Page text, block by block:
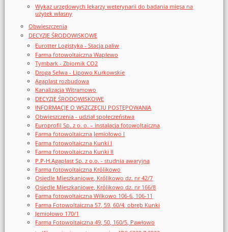
Wykaz urzędowych lekarzy weterynarii do badania mięsa na
użytek własny
Obwieszczenia
DECYZJE ŚRODOWISKOWE
Eurotter Logistyka - Stacja paliw
Farma fotowoltaiczna Waplewo
Tymbark - Zbiornik CO2
Droga Selwa - Lipowo Kurkowskie
Agaplast rozbudowa
Kanalizacja Witramowo
DECYZJE ŚRODOWISKOWE
INFORMACJE O WSZCZĘCIU POSTĘPOWANIA
Obwieszczenia - udział społeczeństwa
Europrofil Sp. z o. o. – instalacja fotowoltaiczna
Farma fotowoltaiczna Jemiołowo I
Farma fotowoltaiczna Kunki I
Farma fotowoltaiczna Kunki II
P.P-H.Agaplast Sp. z o.o. - studnia awaryjna
Farma fotowoltaiczna Królikowo
Osiedle Mieszkaniowe, Królikowo dz. nr 42/7
Osiedle Mieszkaniowe, Królikowo dz. nr 166/8
Farma fotowoltaiczna Wilkowo 106-6, 106-11
Farma Fotowoltaiczna 57, 59, 60/4, obręb Kunki
Jemiołowo 170/1
Farma Fotowoltaiczna 49, 50, 160/5, Pawłowo